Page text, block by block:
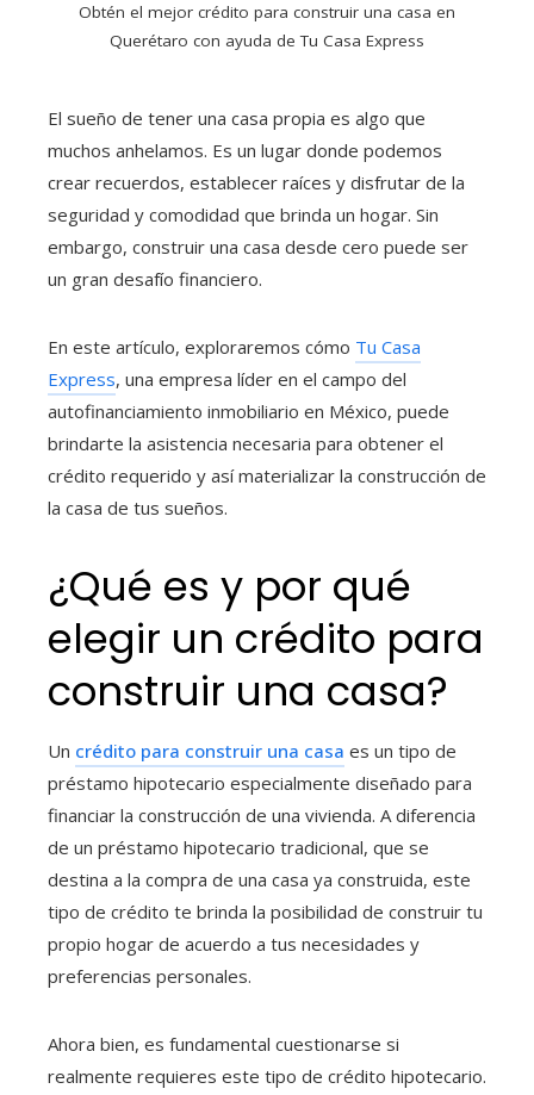
Obtén el mejor crédito para construir una casa en
Querétaro con ayuda de Tu Casa Express
El sueño de tener una casa propia es algo que
muchos anhelamos. Es un lugar donde podemos
crear recuerdos, establecer raíces y disfrutar de la
seguridad y comodidad que brinda un hogar. Sin
embargo, construir una casa desde cero puede ser
un gran desafío financiero.
En este artículo, exploraremos cómo Tu Casa
Express, una empresa líder en el campo del
autofinanciamiento inmobiliario en México, puede
brindarte la asistencia necesaria para obtener el
crédito requerido y así materializar la construcción de
la casa de tus sueños.
¿Qué es y por qué
elegir un crédito para
construir una casa?
Un crédito para construir una casa es un tipo de
préstamo hipotecario especialmente diseñado para
financiar la construcción de una vivienda. A diferencia
de un préstamo hipotecario tradicional, que se
destina a la compra de una casa ya construida, este
tipo de crédito te brinda la posibilidad de construir tu
propio hogar de acuerdo a tus necesidades y
preferencias personales.
Ahora bien, es fundamental cuestionarse si
realmente requieres este tipo de crédito hipotecario.